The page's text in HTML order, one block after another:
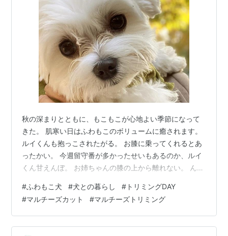
秋の深まりとともに、もこもこが心地よい季節になって
きた。 肌寒い日はふわもこのボリュームに癒されます。
ルイくんも抱っこされたがる。 お膝に乗ってくれるとあ
ったかい。 今週留守番が多かったせいもあるのか、ルイ
くん甘えんぼ。 お姉ちゃんの膝の上から離れない。 ん？
ゃん動けないけど、幸せそう。 私がしゃがんだ時も、す
かさず膝に乗ってくる。 そして、うとうと… あったかい
布団の上も好き。 また、うとうと… 眠ってる姿に癒され
ます。 寒いかなと思って服を着せると、気づいたら脱ご
#ふわもこ犬 #犬との暮らし # トリミングDAY
#マルチーズカット #マルチーズトリミング